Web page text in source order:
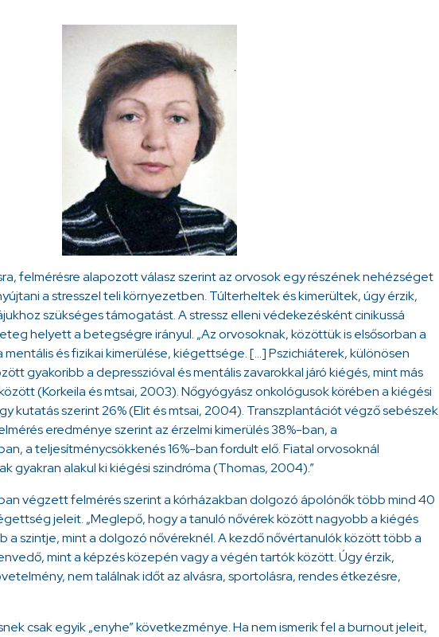
felmérésre alapozott válasz szerint az orvosok egy részének nehézséget
a stresszel teli környezetben. Túlterheltek és kimerültek, úgy érzik,
szükséges támogatást. A stressz elleni védekezésként cinikussá
helyett a betegségre irányul. „Az orvosoknak, közöttük is elsősorban a
és fizikai kimerülése, kiégettsége. […] Pszichiáterek, különösen
gyakoribb a depresszióval és mentális zavarokkal járó kiégés, mint más
(Korkeila és mtsai, 2003). Nőgyógyász onkológusok körében a kiégési
kutatás szerint 26% (Elit és mtsai, 2004). Transzplantációt végző sebészek
eredménye szerint az érzelmi kimerülés 38%-ban, a
a teljesítménycsökkenés 16%-ban fordult elő. Fiatal orvosoknál
gyakran alakul ki kiégési szindróma (Thomas, 2004).”
végzett felmérés szerint a kórházakban dolgozó ápolónők több mind 40
jeleit. „Meglepő, hogy a tanuló nővérek között nagyobb a kiégés
a szintje, mint a dolgozó nővéreknél. A kezdő nővértanulók között több a
mint a képzés közepén vagy a végén tartók között. Úgy érzik,
nem találnak időt az alvásra, sportolásra, rendes étkezésre,
csak egyik „enyhe” következménye. Ha nem ismerik fel a burnout jeleit,